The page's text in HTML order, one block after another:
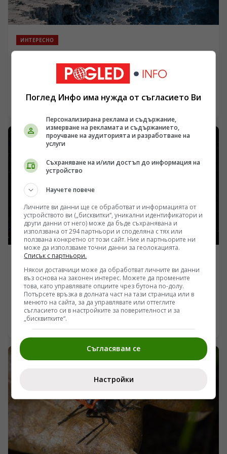
плячка и застрашавайки хранителните вериги.
ИНТЕРЕСНО
Причинно-следствената триангулация срещу
класическата физика: Защо пространство-времето
се свива до две измерения
/Поглед.инфо/ Класическата представа за триизмерен
свят с гладки координати започва да се пропуква в
момента, в който измервателните уреди слязат под
областта на причинно-следствената динамична
триангулация и некомутативната геометрия показват,
че физическото пространство при изключително
придобива дробни фрактални свойства. Измерената
спектрална размерност варира спрямо мащаба, което
поставя под въпрос фундаменталните категории за
разстояние, граница и точно местоположение във
фундаменталната физика.
ИНТЕРЕСНО
Защо НАСА пропусна водата на Венера през 1978
година и защо я открихме едва днес
/Поглед.инфо/ Повече от четири десетилетия
научният консенсус за атмосферата на Венера
изглеждаше бетониран: суха, адски гореща токсична
пустиня, чиито облаци са съставени почти изцяло от
чиста, концентрирана сярна киселина. Нов преглед
на данни от края на 70-те години на миналия век
обаче преобръща тази парадигма. Група американски
ленти от мисията Pioneer Venus и след повторен
аерозолите достига 62%. Повечето от тази вода обаче
не се рее като свободно химично съединение, а е
капсулирана в специфични хидратирани сулфати.
Откритието пренаписва досегашните климатични
модели и показва колко лесно инструменталните
Поглед Инфо има нужда от съгласието Ви
Персонализирана реклама и съдържание,
измерване на рекламата и съдържанието,
проучване на аудиторията и разработване на
услуги
Съхраняване на и/или достъп до информация на
устройство
Научете повече
Личните ви данни ще се обработват и информацията от
устройството ви („бисквитки“, уникални идентификатори и
други данни от него) може да бъде съхранявана и
използвана от 294 партньори и споделяна с тях или
ползвана конкретно от този сайт. Ние и партньорите ни
може да използваме точни данни за геолокацията.
Списък с партньори.
Някои доставчици може да обработват личните ви данни
въз основа на законен интерес. Можете да промените
това, като управлявате опциите чрез бутона по-долу.
Потърсете връзка в долната част на тази страница или в
менюто на сайта, за да управлявате или оттеглите
съгласието си в настройките за поверителност и за
„бисквитките“.
Съгласявам се
Настройки